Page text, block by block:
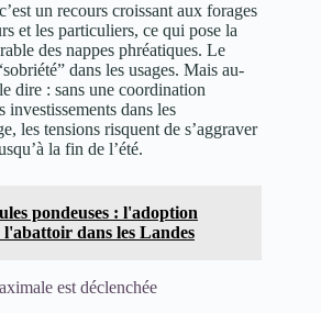
un recours croissant aux forages
et les particuliers, ce qui pose la
des nappes phréatiques. Le
dans les usages. Mais au-
dire : sans une coordination
investissements dans les
les tensions risquent de s’aggraver
la fin de l’été.
pondeuses : l'adoption
dans les Landes
est déclenchée